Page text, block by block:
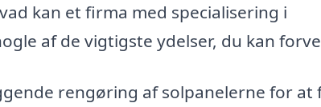
kan et firma med specialisering i
af de vigtigste ydelser, du kan
rengøring af solpanelerne for at